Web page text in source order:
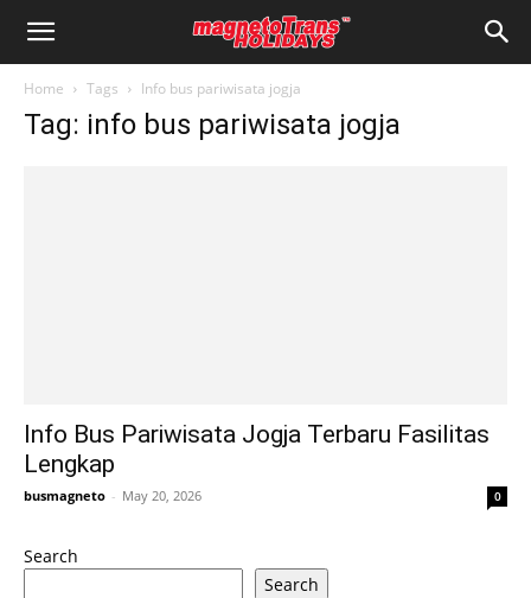
Home Tags Info bus pariwisata jogja
Tag: info bus pariwisata jogja
Info Bus Pariwisata Jogja Terbaru Fasilitas
Lengkap
busmagneto - May 20, 2026 0
Search
Search